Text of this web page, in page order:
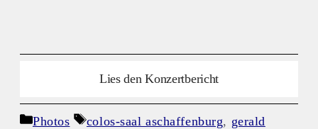
Lies den Konzertbericht
Kategorien
Photos Schlagwörter
colos-saal aschaffenburg, gerald